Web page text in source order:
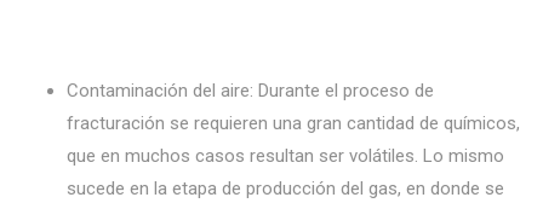
Contaminación del aire: Durante el proceso de
fracturación se requieren una gran cantidad de químicos,
que en muchos casos resultan ser volátiles. Lo mismo
sucede en la etapa de producción del gas, en donde se